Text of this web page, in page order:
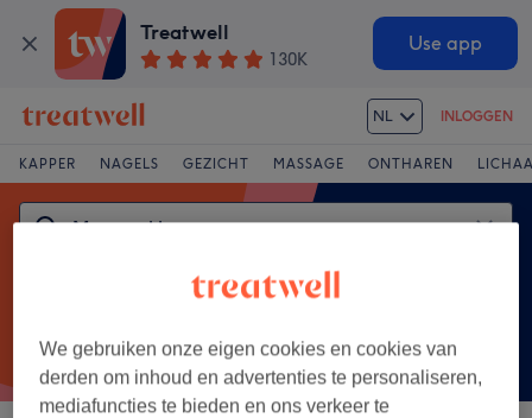
Treatwell
130K
Use app
NL INLOGGEN
KAPPER NAGELS GEZICHT MASSAGE ONTHAREN
We gebruiken onze eigen cookies en cookies van
derden om inhoud en advertenties te personaliseren,
mediafuncties te bieden en ons verkeer te